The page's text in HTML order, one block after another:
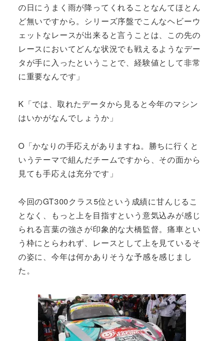
の日にうまく雨が降ってくれることなんてほとん
ど無いですから。シリーズ序盤でこんなヘビーウ
ェットなレースが出来ると言うことは、この先の
レースにおいてどんな状況でも戦えるようなデー
タが手に入ったということで、経験値として非常
に重要なんです」
K「では、取れたデータから見ると今年のマシン
はいかがなんでしょうか」
O「かなりの手応えがありますね。勝ちに行くと
いうテーマで組んだチームですから、その面から
見ても手応えは充分です」
今回のGT300クラス5位という成績に甘んじるこ
となく、もっと上を目指すという意気込みが感じ
られる言葉の強さが印象的な大橋監督。痛車とい
う枠にとらわれず、レースとして上を見ているそ
の姿に、今年は何かありそうな予感を感じまし
た。